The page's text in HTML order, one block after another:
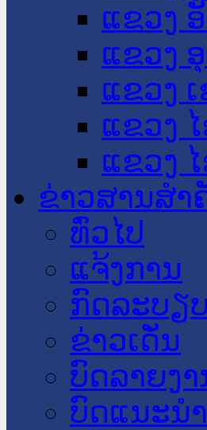
ແຂວງ
ແຂວງ
ແຂວງ
ແຂວງ
ແຂວງ
ຂ່າວສານສໍາ
​ທົ່ວ​ໄປ
ແຈ້ງການ
ກົດລະບຽ
ຂ່າວເດັ່ນ
ບົດລາຍງາ
ບົດແນະນໍ